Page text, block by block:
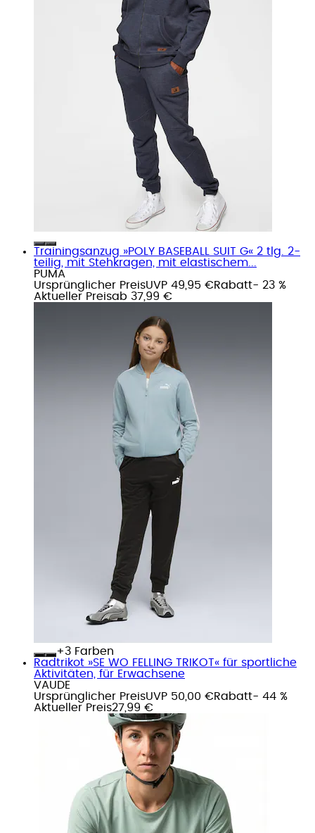
Trainingsanzug »POLY BASEBALL SUIT G« 2 tlg. 2-
teilig, mit Stehkragen, mit elastischem...
PUMA
Ursprünglicher PreisUVP 49,95 €Rabatt- 23 %
Aktueller Preisab 37,99 €
+
Farben
Radtrikot »SE WO FELLING TRIKOT« für sportliche
Aktivitäten, für Erwachsene
VAUDE
Ursprünglicher PreisUVP 50,00 €Rabatt- 44 %
Aktueller Preis27,99 €